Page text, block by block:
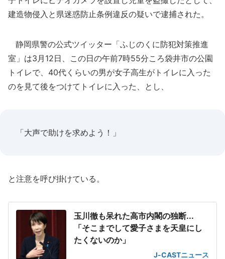
建造物侵入と県迷惑防止条例違反の疑いで逮捕された。
静岡県警の公式ツイッター「ふじのくに防犯対策推進
室」は3月12日、この日の午前7時55分ころ袋井市の公園
トイレで、40代くらいの男が女子高生がトイレに入った
のを見て後をつけてトイレに入った、とし、
「大声で助けを求めよう！」
と注意を呼び掛けている。
玉川徹も呆れた高市内閣の独断...
「そこまでして愛子さまを天皇にし
たくないのか」
J-CASTニュース